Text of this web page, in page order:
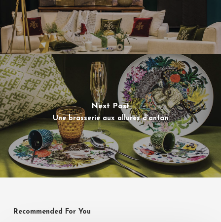
Next Post
Une brasserie aux allures d’antan
Recommended For You